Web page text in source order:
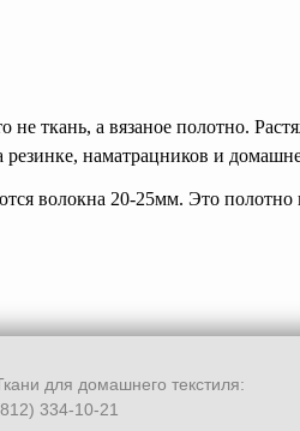
ткань, а вязаное полотно.
наматрацников и
волокна 20-25мм. Это
для домашнего текстиля:
334-10-21